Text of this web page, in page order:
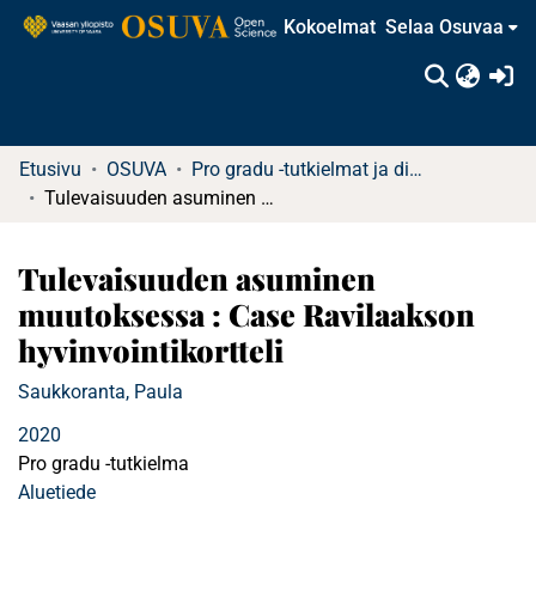
Kokoelmat Selaa Osuvaa
Etusivu OSUVA
Pro gradu -tutkielmat ja diplomityöt
Tulevaisuuden asuminen muutoksessa : Case Ravilaakson hyvinvointikortteli
Tulevaisuuden asuminen
muutoksessa : Case Ravilaakson
hyvinvointikortteli
Saukkoranta, Paula
2020
Pro gradu -tutkielma
Aluetiede